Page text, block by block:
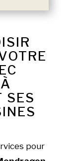
SES
pour